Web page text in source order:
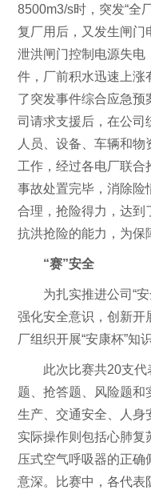
8500m3/s时，突发“全
复厂用后，又发生闸门
泄洪闸门控制电源失电
件，厂前积水迅速上涨
了突发事件综合应急
司请求支援后，在公司
人员、设备、车辆和
工作，经过各电厂联合
事故处置完毕，消除险
合理，抢险得力，达到
抗洪抢险的能力，为保
“赛”安全
为扎实推进公司“
强化安全意识，创新开
厂组织开展“安康杯”知
此次比赛共20支
题、抢答题、风险题和
生产、交通安全、人身
实际操作则包括心肺复
压式空气呼吸器的正确
意深。比赛中，各代表